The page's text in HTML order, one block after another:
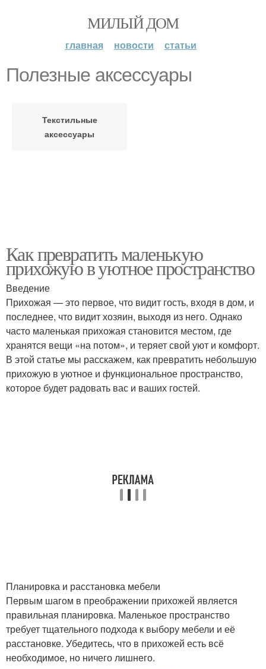
МИЛЫЙ ДОМ
главная новости статьи
Полезные аксессуары
Текстильные
аксессуары
Как превратить маленькую
прихожую в уютное пространство
Введение
Прихожая — это первое, что видит гость, входя в дом, и
последнее, что видит хозяин, выходя из него. Однако
часто маленькая прихожая становится местом, где
хранятся вещи «на потом», и теряет свой уют и комфорт.
В этой статье мы расскажем, как превратить небольшую
прихожую в уютное и функциональное пространство,
которое будет радовать вас и ваших гостей.
Планировка и расстановка мебели
Первым шагом в преображении прихожей является
правильная планировка. Маленькое пространство
требует тщательного подхода к выбору мебели и её
расстановке. Убедитесь, что в прихожей есть всё
необходимое, но ничего лишнего.